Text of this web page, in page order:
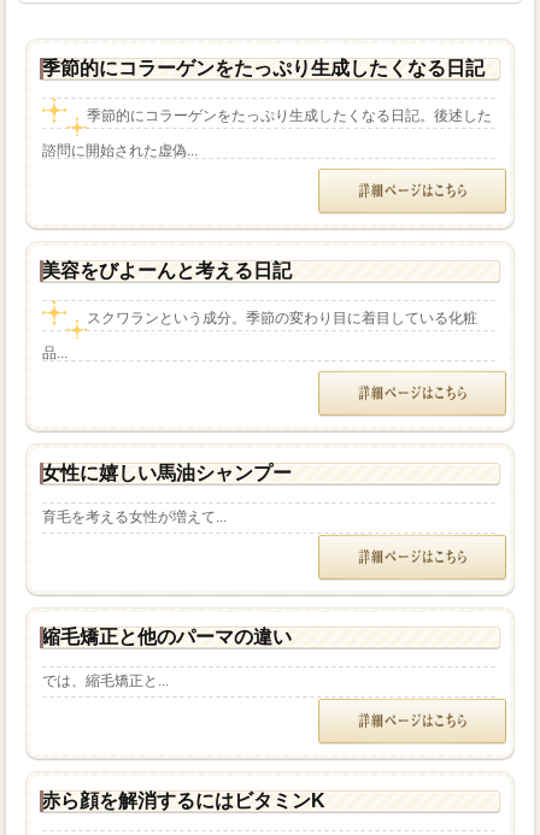
季節的にコラーゲンをたっぷり生成したくなる日記
季節的にコラーゲンをたっぷり生成したくなる日記。後述した
諮問に開始された虚偽...
美容をびよーんと考える日記
スクワランという成分。季節の変わり目に着目している化粧
品...
女性に嬉しい馬油シャンプー
育毛を考える女性が増えて...
縮毛矯正と他のパーマの違い
では、縮毛矯正と...
赤ら顔を解消するにはビタミンK